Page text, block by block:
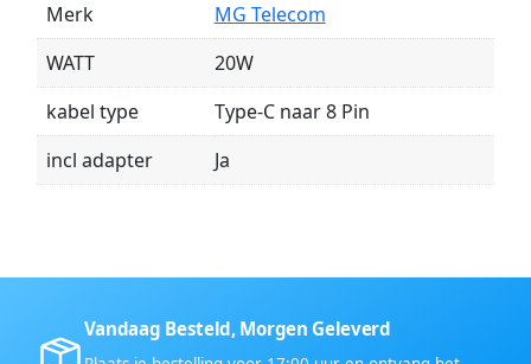
Merk
MG Telecom
WATT
20W
kabel type
Type-C naar 8 Pin
incl adapter
Ja
Vandaag Besteld, Morgen Geleverd